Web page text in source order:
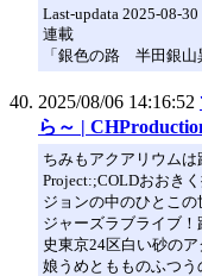
Last-updata 2025-08-30
連載
「銀色の路 半田銀
2025/08/06 14:16:52
ら～ |
ちみもアクアリウム
Project:;COLDおおき
ジョンの中のひとこ
ジャーズラブライブ
史東京24区白い砂の
娘うめともものふつ